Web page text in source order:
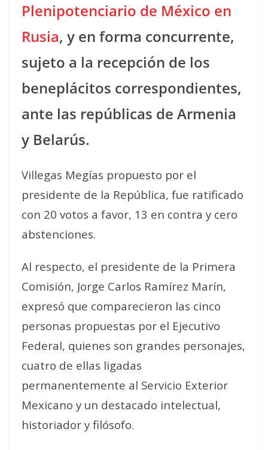
Plenipotenciario de México en
Rusia, y en forma concurrente,
sujeto a la recepción de los
beneplácitos correspondientes,
ante las repúblicas de Armenia
y Belarús.
Villegas Megías propuesto por el
presidente de la República, fue ratificado
con 20 votos a favor, 13 en contra y cero
abstenciones.
Al respecto, el presidente de la Primera
Comisión, Jorge Carlos Ramírez Marín,
expresó que comparecieron las cinco
personas propuestas por el Ejecutivo
Federal, quienes son grandes personajes,
cuatro de ellas ligadas
permanentemente al Servicio Exterior
Mexicano y un destacado intelectual,
historiador y filósofo.